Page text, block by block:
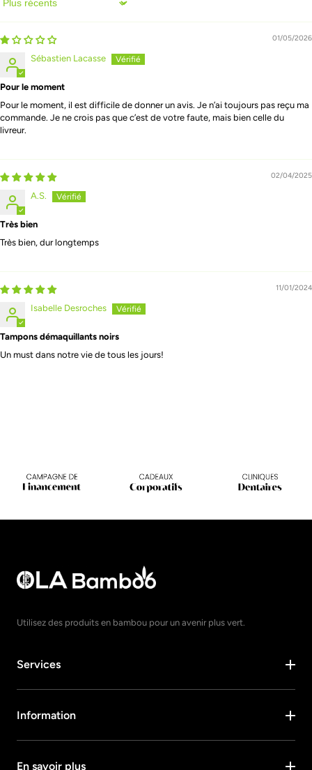
Sort by
01/05/2026
Sébastien Lacasse
Pour le moment
Pour le moment, il est difficile de donner un avis. Je n’ai toujours pas reçu ma
commande. Je ne crois pas que c’est de votre faute, mais bien celle du
livreur.
02/04/2025
A.S.
Très bien
Très bien, dur longtemps
11/01/2024
Isabelle Desroches
Tampons démaquillants noirs
Un must dans notre vie de tous les jours!
Utilisez des produits en bambou pour un avenir plus vert.
Services
Information
En savoir plus